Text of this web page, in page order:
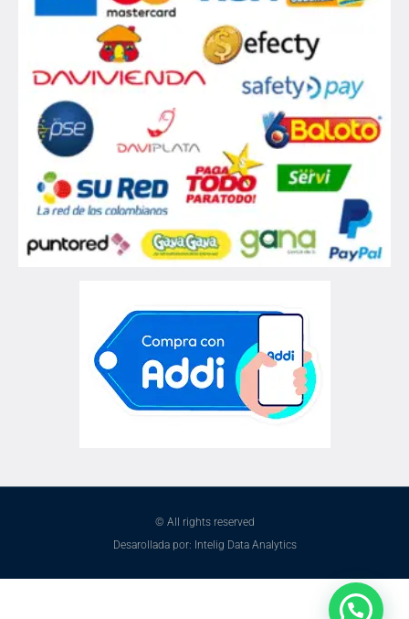
© All rights reserved
Desarollada por: Intelig Data Analytics